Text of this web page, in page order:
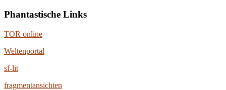
Phantastische Links
TOR online
Weltenportal
sf-lit
fragmentansichten